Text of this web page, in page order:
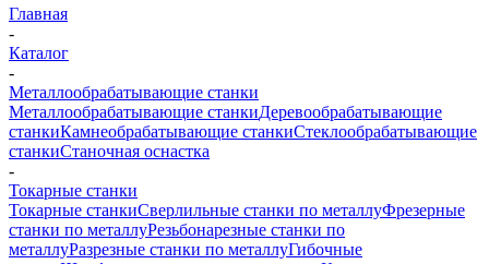
Главная
-
Каталог
-
Металлообрабатывающие станки
Металлообрабатывающие станкиДеревообрабатывающие
станкиКамнеобрабатывающие станкиСтеклообрабатывающие
станкиСтаночная оснастка
-
Токарные станки
Токарные станкиСверлильные станки по металлуФрезерные
станки по металлуРезьбонарезные станки по
металлуРазрезные станки по металлуГибочные